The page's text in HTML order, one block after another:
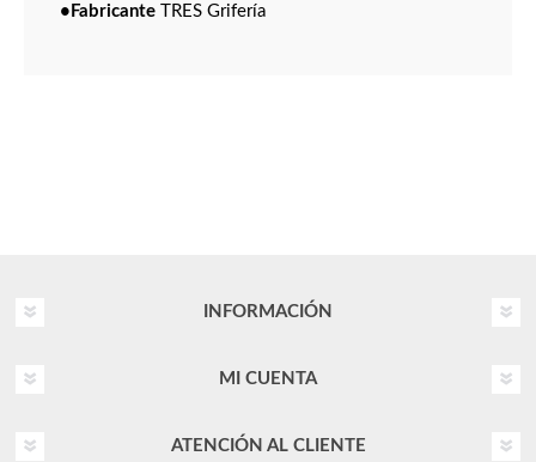
•Fabricante TRES Grifería
INFORMACIÓN
MI CUENTA
ATENCIÓN AL CLIENTE